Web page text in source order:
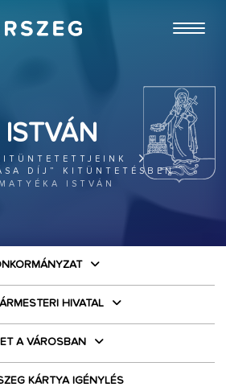
DÍJ” KITÜNTETÉSBEN
MATYÉKA ISTVÁN
HIVATAL
A VÁROSBAN
KÁRTYA IGÉNYLÉS